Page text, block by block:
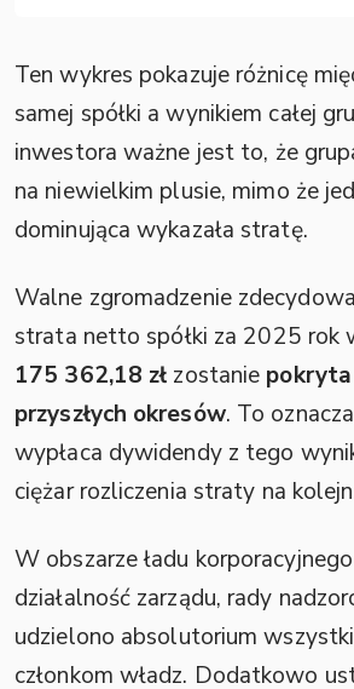
Ten wykres pokazuje różnicę
samej spółki a wynikiem całej
inwestora ważne jest to, że
na niewielkim plusie, mimo że
dominująca wykazała stratę.
Walne zgromadzenie
strata netto spółki za 2025 rok
175 362,18 zł zostanie
przyszłych okresów. To
wypłaca dywidendy z tego
ciężar rozliczenia straty na
W obszarze ładu
działalność zarządu, rady
udzielono absolutorium
członkom władz. Dodatkowo